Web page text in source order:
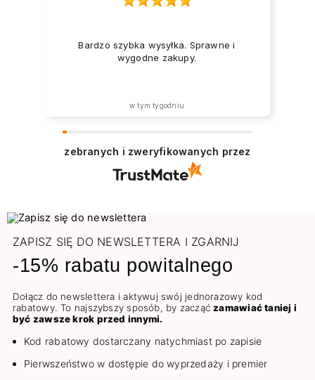
Bardzo szybka wysyłka. Sprawne i
wygodne zakupy.
w tym tygodniu
zebranych i zweryfikowanych przez
ZAPISZ SIĘ DO NEWSLETTERA I ZGARNIJ
-15% rabatu powitalnego
Dołącz do newslettera i aktywuj swój jednorazowy kod
rabatowy. To najszybszy sposób, by zacząćzamawiać taniej i
być zawsze krok przed innymi.
Kod rabatowy dostarczany natychmiast po zapisie
Pierwszeństwo w dostępie do wyprzedaży i premier